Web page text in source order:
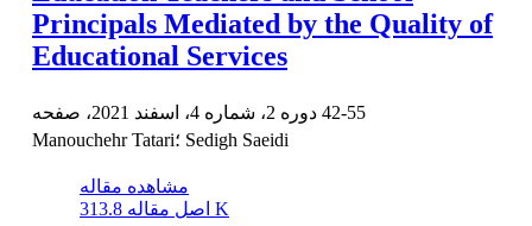
Principals Mediated by the Quality of
Educational Services
42-55
Manouchehr Tatari؛ Sedigh Saeidi
مشاهده مقاله
اصل مقاله 313.8 K